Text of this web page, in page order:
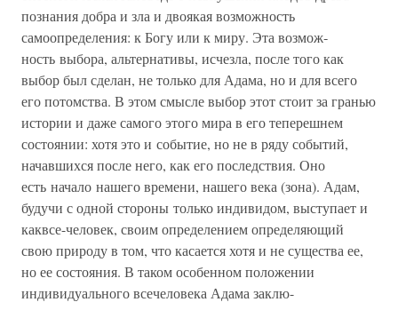
познания добра и зла и двоя­кая возможность
самоопределения: к Богу или к миру. Эта возмож­
ность выбора, альтернативы, исчезла, после того как
выбор был сделан, не только для Адама, но и для всего
его потомства. В этом смысле выбор этот стоит за гранью
истории и даже самого этого мира в его теперешнем
состоянии: хотя это и событие, но не в ря­ду событий,
начавшихся после него, как его последствия. Оно
есть начало нашего времени, нашего века (зона). Адам,
будучи с одной стороны только индивидом, выступает и
каквсе-человек, своим оп­ределением определяющий
свою природу в том, что касается хотя и не существа ее,
но ее состояния. В таком особенном положении
индивидуального всечеловека Адама заклю-